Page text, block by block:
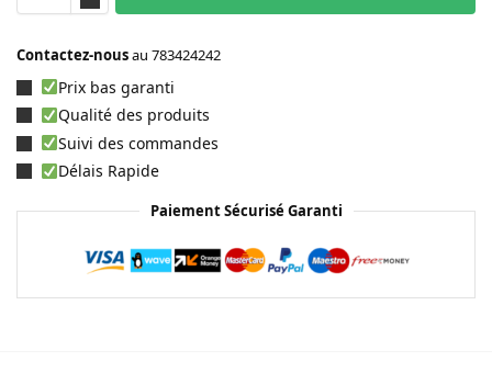
Contactez-nousau 783424242
Prix bas garanti
Qualité des produits
Suivi des commandes
Délais Rapide
Paiement Sécurisé Garanti